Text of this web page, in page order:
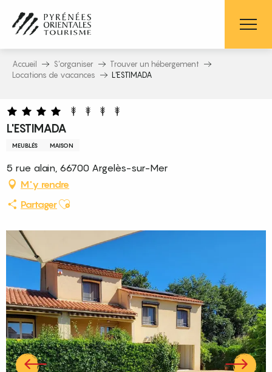
contenu
principal
Accueil S’organiser
Trouver un hébergement
Locations de vacances
L'ESTIMADA
L'ESTIMADA
MEUBLÉS MAISON
5 rue alain, 66700 Argelès-sur-Mer
M'y rendre
PartagerAjouter aux favoris